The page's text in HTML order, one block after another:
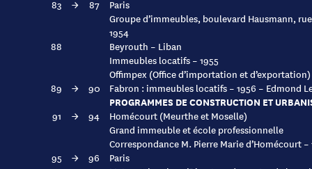
83
→ 87
Paris
Groupe d’immeubles, boulevard Hausmann,
1954
88
Beyrouth – Liban
Immeubles locatifs – 1955
Offimpex (Office d’importation et d’exportation)
89
→ 90 Fabron : immeubles locatifs – 1956 – Edmond
PROGRAMMES DE CONSTRUCTION ET
91 → 94
Homécourt (Meurthe et Moselle)
Grand immeuble et école professionnelle
Correspondance M. Pierre Marie d’Homécourt –
95
→ 96
Paris